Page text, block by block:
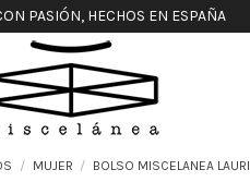
PASIÓN, HECHOS EN ESPAÑA
MUJER BOLSO MISCELANEA